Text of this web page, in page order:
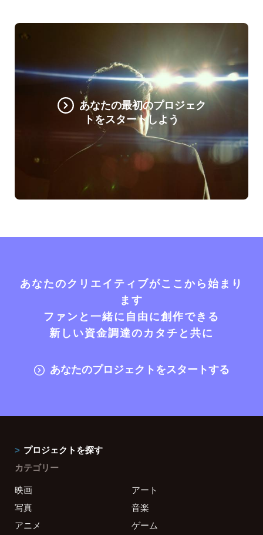
あなたの最初のプロジェク
トをスタートしよう
あなたのクリエイティブがここから始まり
ます
ファンと一緒に自由に創作できる
新しい資金調達のカタチと共に
あなたのプロジェクトをスタートする
プロジェクトを探す
カテゴリー
映画
アート
写真
音楽
アニメ
ゲーム